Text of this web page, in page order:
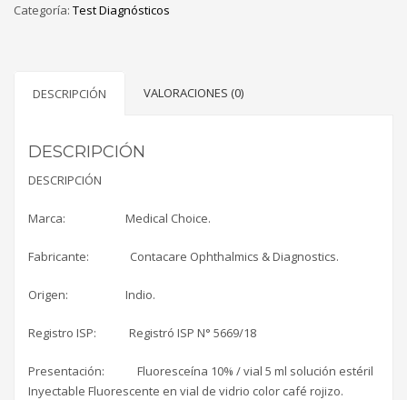
Categoría: Test Diagnósticos
DESCRIPCIÓN VALORACIONES (0)
DESCRIPCIÓN
DESCRIPCIÓN
Marca: Medical Choice.
Fabricante: Contacare Ophthalmics & Diagnostics.
Origen: Indio.
Registro ISP: Registró ISP N° 5669/18
Presentación: Fluoresceína 10% / vial 5 ml solución estéril
Inyectable Fluorescente en vial de vidrio color café rojizo.